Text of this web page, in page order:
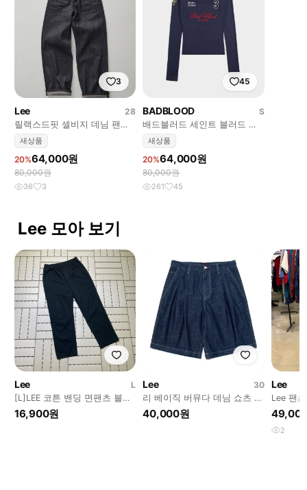
3
Lee
28
릴랙스드핏 셀비지 데님 팬츠
인디고 로우
새상품
20%64,000원
80,000원
36 3
45
BADBLOOD
S
배드블러드 세인트 블러드 오
프숄더 탑 네이비
새상품
20%64,000원
80,000원
261 45
Lee 모아 보기
Lee
L
[L]LEE 코튼 밴딩 면팬츠 블랙
0805
16,900원
Lee
30
리 베이직 버뮤다 데님 쇼츠 인
디고 다크
40,000원
Lee
Lee 팬츠
2